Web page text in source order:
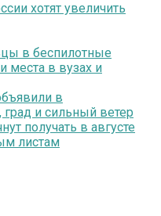
хотят увеличить
в беспилотные
места в вузах и
в
град и сильный ветер
получать в августе
листам